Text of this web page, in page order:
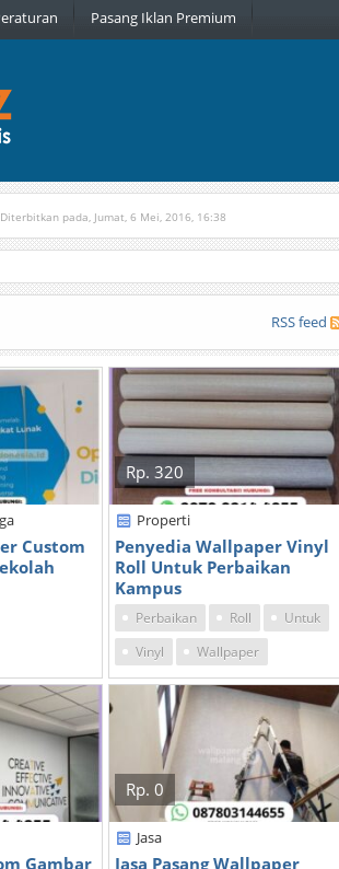
Pasang Iklan Premium
Diterbitkan pada, Jumat, 6 Mei, 2016, 16:38
RSS feed
Custom
Rp. 320
Properti
Penyedia Wallpaper Vinyl
Roll Untuk Perbaikan
Kampus
Perbaikan Roll
Untuk
Vinyl
Wallpaper
Gambar
Rp. 0
Jasa
Jasa Pasang Wallpaper